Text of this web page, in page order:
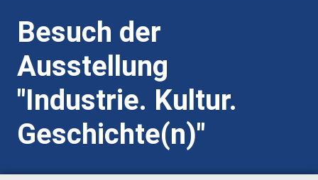
News
Termine
Besuch der
Ausstellung
"Industrie. Kultur.
Geschichte(n)"